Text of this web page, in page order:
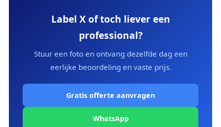
Label X of toch liever een
professional?
Stuur een foto en ontvang dezelfde dag een
eerlijke beoordeling en vaste prijs.
Gratis offerte aanvragen
WhatsApp